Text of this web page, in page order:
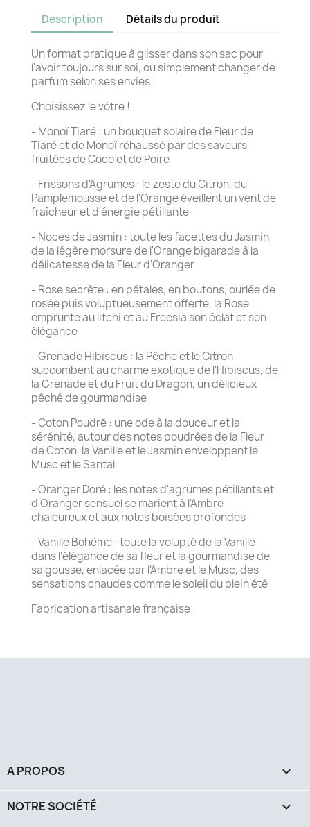
Description Détails du produit
Un format pratique à glisser dans son sac pour
l'avoir toujours sur soi, ou simplement changer de
parfum selon ses envies !
Choisissez le vôtre !
- Monoï Tiaré : un bouquet solaire de Fleur de
Tiaré et de Monoï réhaussé par des saveurs
fruitées de Coco et de Poire
- Frissons d'Agrumes : le zeste du Citron, du
Pamplemousse et de l'Orange éveillent un vent de
fraîcheur et d'énergie pétillante
- Noces de Jasmin : toute les facettes du Jasmin
de la légère morsure de l'Orange bigarade à la
délicatesse de la Fleur d'Oranger
- Rose secrète : en pétales, en boutons, ourlée de
rosée puis voluptueusement offerte, la Rose
emprunte au litchi et au Freesia son éclat et son
élégance
- Grenade Hibiscus : la Pêche et le Citron
succombent au charme exotique de l'Hibiscus, de
la Grenade et du Fruit du Dragon, un délicieux
pêché de gourmandise
- Coton Poudré : une ode à la douceur et la
sérénité, autour des notes poudrées de la Fleur
de Coton, la Vanille et le Jasmin enveloppent le
Musc et le Santal
- Oranger Doré : les notes d'agrumes pétillants et
d'Oranger sensuel se marient à l'Ambre
chaleureux et aux notes boisées profondes
- Vanille Bohème : toute la volupté de la Vanille
dans l'élégance de sa fleur et la gourmandise de
sa gousse, enlacée par l'Ambre et le Musc, des
sensations chaudes comme le soleil du plein été
Fabrication artisanale française
A PROPOS 
NOTRE SOCIÉTÉ 